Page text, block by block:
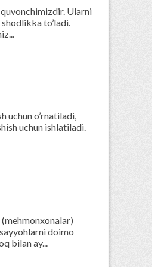
Ularni
to’ladi.
uchun o’rnatiladi,
uchun ishlatiladi.
doimo
bilan ay...